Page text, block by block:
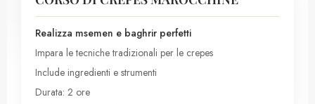
Realizza msemen e baghrir perfetti
Impara le tecniche tradizionali per le crepes
Include ingredienti e strumenti
Durata: 2 ore